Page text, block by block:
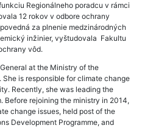
Regionálneho poradcu v rámci
12 rokov v odbore ochrany
za plnenie medzinárodných
inžinier, vyštudovala Fakultu
vôd.
at the Ministry of the
is responsible for climate change
Recently, she was leading the
Before rejoining the ministry in 2014,
change issues, held post of the
Development Programme, and